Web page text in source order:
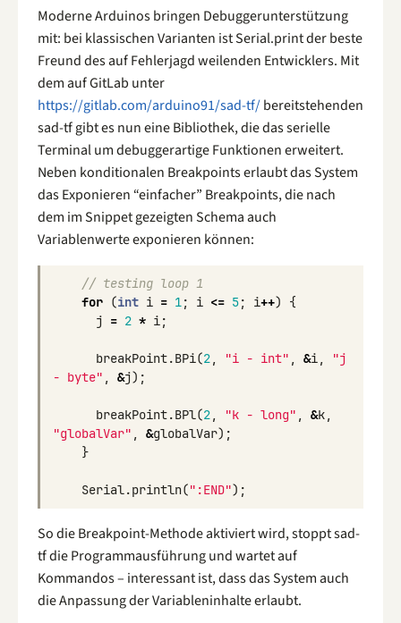
Moderne Arduinos bringen Debuggerunterstützung
mit: bei klassischen Varianten ist Serial.print der beste
Freund des auf Fehlerjagd weilenden Entwicklers. Mit
dem auf GitLab unter
https://gitlab.com/arduino91/sad-tf/bereitstehenden
sad-tf gibt es nun eine Bibliothek, die das serielle
Terminal um debuggerartige Funktionen erweitert.
Neben konditionalen Breakpoints erlaubt das System
das Exponieren “einfacher” Breakpoints, die nach
dem im Snippet gezeigten Schema auch
Variablenwerte exponieren können:
// testing loop 1
for (int i = 1; i <= 5; i++)
{
j = 2 * i;
breakPoint.BPi(2, "i - int" , &i,
"j
- byte" , &j);
breakPoint.BPl(2, "k - long" , &k,
"globalVar" , &globalVar);
}
Serial.println(":END");
So die Breakpoint-Methode aktiviert wird, stoppt sad-
tf die Programmausführung und wartet auf
Kommandos – interessant ist, dass das System auch
die Anpassung der Variableninhalte erlaubt.